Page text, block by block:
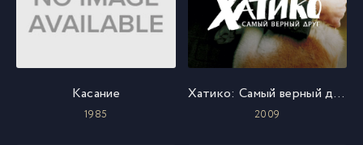
Касание
1985
Хатико: Самый верный друг
2009